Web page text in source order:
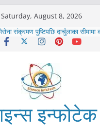
Saturday, August 8, 2026
काभ्रेपलाञ्चोकमा आयुर्वेद स्वास्थ्योपचारतर्फ
बढ्दै
कोरोना संक्रमण पुष्टिपछि दार्चुलाका सीमामा
मकवानपुरमा खोरेत रोग विरुद्धको खोप लगाउन
आयुर्वेद चिकित्सा प्रणालीको भूमिका
मुख्यमन्त्री शाह
इन्फोटेक